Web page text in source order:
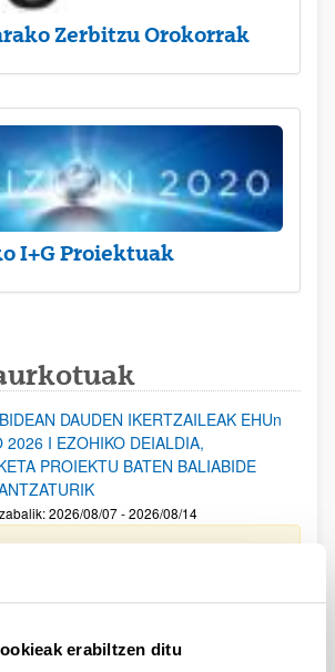
erabiltzen ditu
Zerbitzu Orokorrak
I+G Proiektuak
DAUDEN IKERTZAILEAK EHUn
2026 I EZOHIKO DEIALDIA,
PROIEKTU BATEN BALIABIDE
2026/08/07 - 2026/08/14
EPEA 2026-08-14 ARTE ZABALIK.
Zientifikoa eta Funts Bibliografikoak